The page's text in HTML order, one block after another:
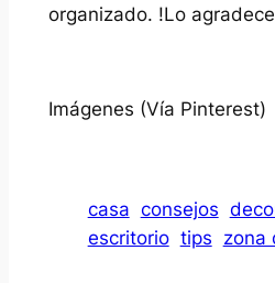
organizado. !Lo
Imágenes (Vía Pinterest)
casa consejos
escritorio tips zona